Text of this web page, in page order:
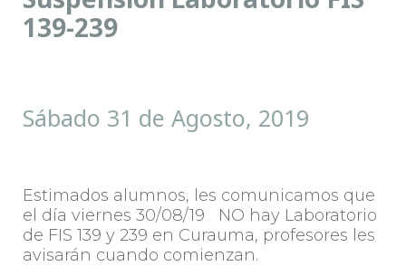
139-239
Sábado 31 de Agosto, 2019
Estimados alumnos, les comunicamos que
el día viernes 30/08/19 NO hay Laboratorio
de FIS 139 y 239 en Curauma, profesores les
avisarán cuando comienzan.